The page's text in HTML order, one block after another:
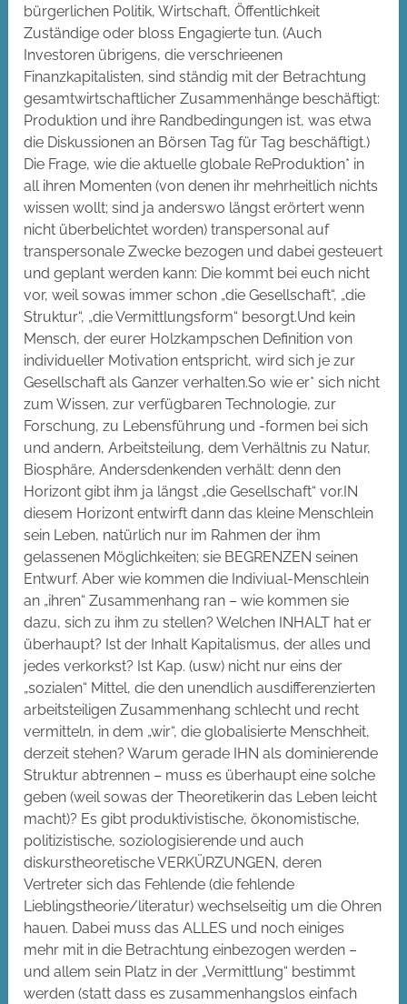
bürgerlichen Politik, Wirtschaft, Öffentlichkeit
Zuständige oder bloss Engagierte tun. (Auch
Investoren übrigens, die verschrieenen
Finanzkapitalisten, sind ständig mit der Betrachtung
gesamtwirtschaftlicher Zusammenhänge beschäftigt:
Produktion und ihre Randbedingungen ist, was etwa
die Diskussionen an Börsen Tag für Tag beschäftigt.)
Die Frage, wie die aktuelle globale ReProduktion* in
all ihren Momenten (von denen ihr mehrheitlich nichts
wissen wollt; sind ja anderswo längst erörtert wenn
nicht überbelichtet worden) transpersonal auf
transpersonale Zwecke bezogen und dabei gesteuert
und geplant werden kann: Die kommt bei euch nicht
vor, weil sowas immer schon „die Gesellschaft“, „die
Struktur“, „die Vermittlungsform“ besorgt.Und kein
Mensch, der eurer Holzkampschen Definition von
individueller Motivation entspricht, wird sich je zur
Gesellschaft als Ganzer verhalten.So wie er* sich nicht
zum Wissen, zur verfügbaren Technologie, zur
Forschung, zu Lebensführung und -formen bei sich
und andern, Arbeitsteilung, dem Verhältnis zu Natur,
Biosphäre, Andersdenkenden verhält: denn den
Horizont gibt ihm ja längst „die Gesellschaft“ vor.IN
diesem Horizont entwirft dann das kleine Menschlein
sein Leben, natürlich nur im Rahmen der ihm
gelassenen Möglichkeiten; sie BEGRENZEN seinen
Entwurf. Aber wie kommen die Indiviual-Menschlein
an „ihren“ Zusammenhang ran – wie kommen sie
dazu, sich zu ihm zu stellen? Welchen INHALT hat er
überhaupt? Ist der Inhalt Kapitalismus, der alles und
jedes verkorkst? Ist Kap. (usw) nicht nur eins der
„sozialen“ Mittel, die den unendlich ausdifferenzierten
arbeitsteiligen Zusammenhang schlecht und recht
vermitteln, in dem „wir“, die globalisierte Menschheit,
derzeit stehen? Warum gerade IHN als dominierende
Struktur abtrennen – muss es überhaupt eine solche
geben (weil sowas der Theoretikerin das Leben leicht
macht)? Es gibt produktivistische, ökonomistische,
politizistische, soziologisierende und auch
diskurstheoretische VERKÜRZUNGEN, deren
Vertreter sich das Fehlende (die fehlende
Lieblingstheorie/literatur) wechselseitig um die Ohren
hauen. Dabei muss das ALLES und noch einiges
mehr mit in die Betrachtung einbezogen werden –
und allem sein Platz in der „Vermittlung“ bestimmt
werden (statt dass es zusammenhangslos einfach